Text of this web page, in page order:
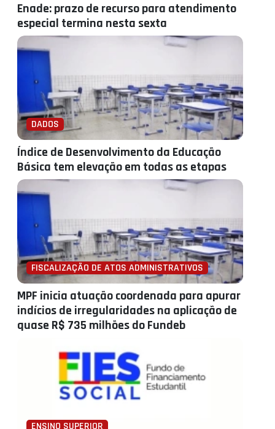
Enade: prazo de recurso para atendimento
especial termina nesta sexta
DADOS
Índice de Desenvolvimento da Educação
Básica tem elevação em todas as etapas
FISCALIZAÇÃO DE ATOS ADMINISTRATIVOS
MPF inicia atuação coordenada para apurar
indícios de irregularidades na aplicação de
quase R$ 735 milhões do Fundeb
ENSINO SUPERIOR